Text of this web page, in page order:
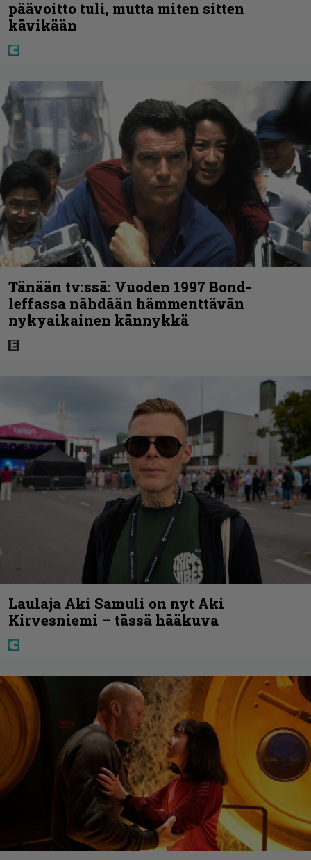
päävoitto tuli, mutta miten sitten
kävikään
Tänään tv:ssä: Vuoden 1997 Bond-
leffassa nähdään hämmenttävän
nykyaikainen kännykkä
Laulaja Aki Samuli on nyt Aki
Kirvesniemi – tässä hääkuva